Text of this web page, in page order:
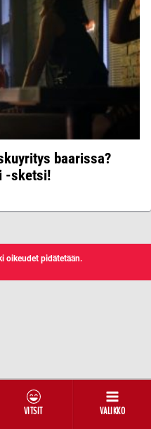
VITSIT VALIKKO
baarissa?
-sketsi!
oikeudet pidätetään.